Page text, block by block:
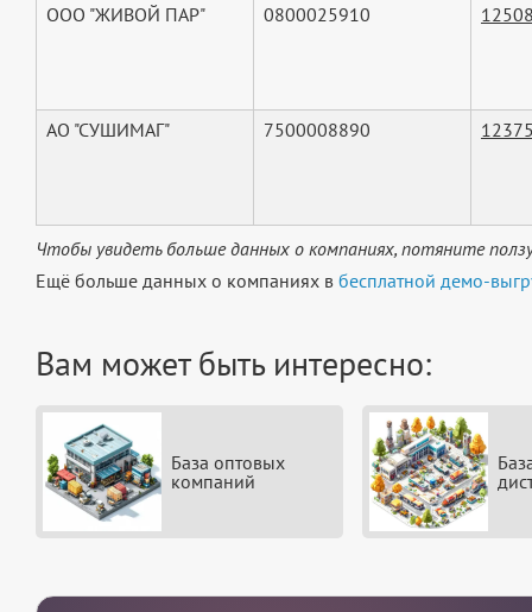
ООО "ЖИВОЙ ПАР" 0800025910
АО "СУШИМАГ" 7500008890
Чтобы увидеть больше данных о компаниях, потяните
Ещё больше данных о компаниях в бесплатной демо-
Вам может быть интересно:
База оптовых
компаний